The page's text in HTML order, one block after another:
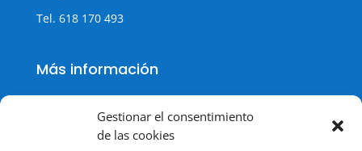
Gestionar el consentimiento
de las cookies
Tel. 618 170 493
Más información